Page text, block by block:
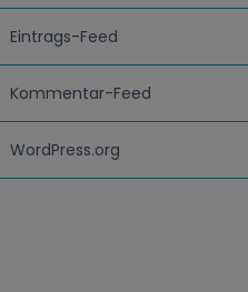
Eintrags-Feed
Kommentar-Feed
WordPress.org